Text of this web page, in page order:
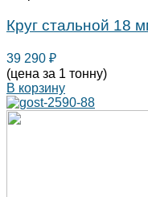
Круг стальной 18
39 290 ₽
(цена за 1 тонну)
В корзину